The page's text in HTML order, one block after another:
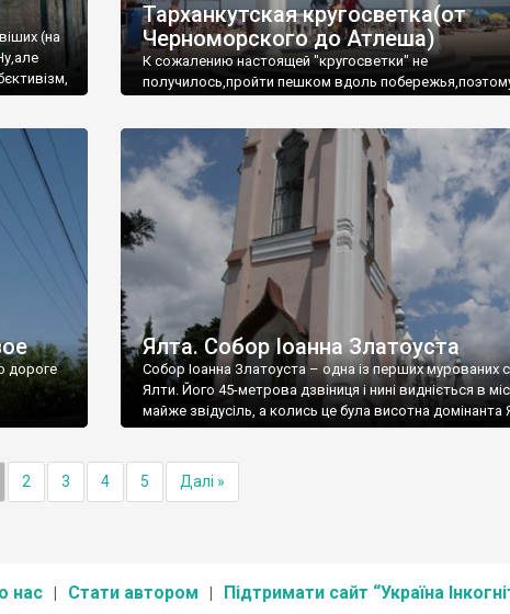
(на
Тарханкутская кругосветка(от
Черноморского до Атлеша)
К сожалению настоящей "кругосветки" не
получилось,пройти пешком вдоль
дороге
Ялта. Собор Іоанна Златоуста
Собор Іоанна Златоуста – одна із перших мурованих
Ялти. Його 45-метрова дзвіниця і нині видніється в
майже звідусіль, а колись це була висотна домінанта
2 3 4 5 Далі »
нас Стати автором Підтримати сайт “Україна